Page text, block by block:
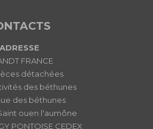
ADRESSE
FRANCE
détachées
des béthunes
des béthunes
ouen l'aumône
PONTOISE CEDEX